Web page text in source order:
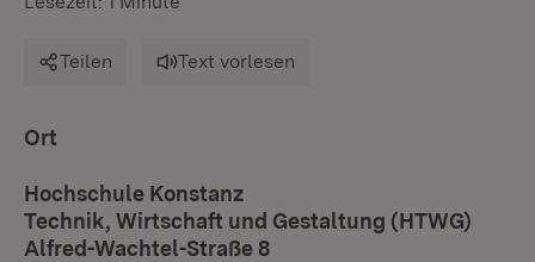
Teilen Text vorlesen
Ort
Hochschule Konstanz
Technik, Wirtschaft und Gestaltung (HTWG)
Alfred-Wachtel-Straße 8